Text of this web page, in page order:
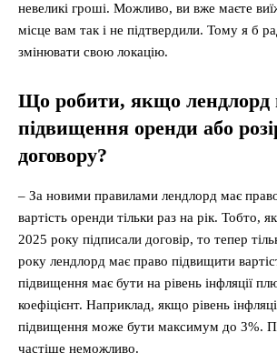
невеликі гроші. Можливо, ви вже маєте
місце вам так і не підтвердили. Тому я б
змінювати свою локацію.
Що робити, якщо лендлорд
підвищення оренди або
договору?
– За новими правилами лендлорд має
вартість оренди тільки раз на рік. Тобто,
2025 року підписали договір, то тепер
року лендлорд має право підвищити
підвищення має бути на рівень інфляції
коефіцієнт. Наприклад, якщо рівень
підвищення може бути максимум до 3%.
частіше неможливо.